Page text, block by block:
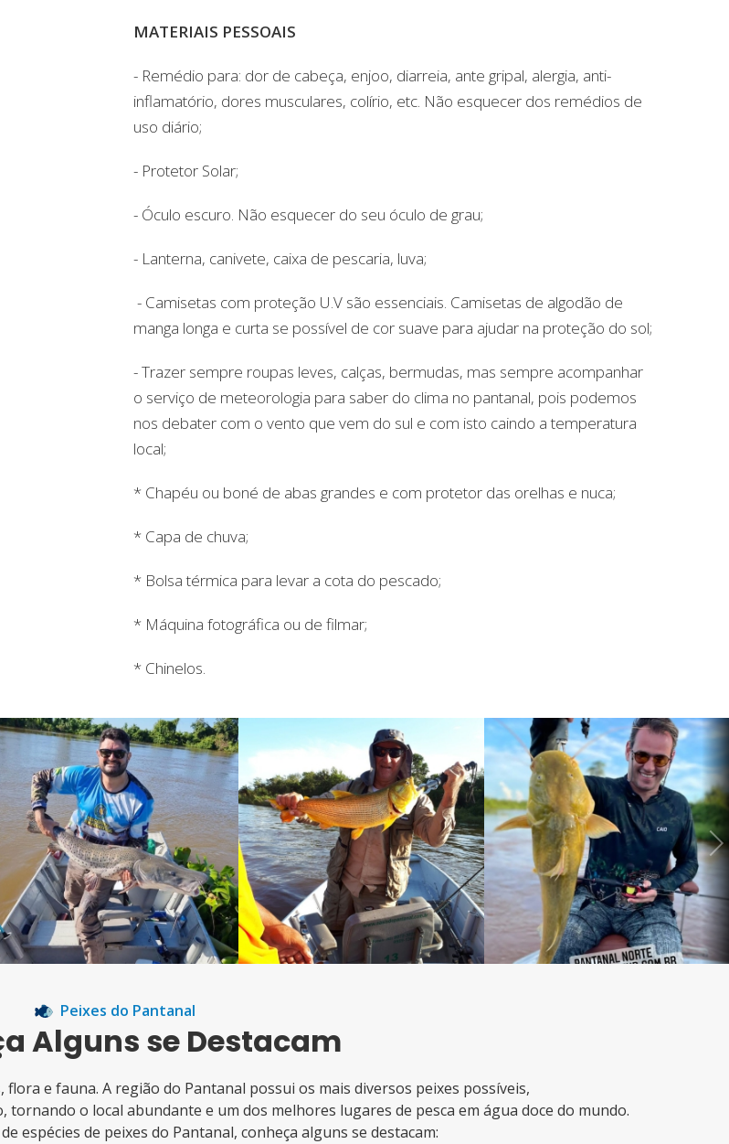
MATERIAIS PESSOAIS
- Remédio para: dor de cabeça, enjoo, diarreia, ante gripal, alergia, anti-
inflamatório, dores musculares, colírio, etc. Não esquecer dos remédios de
uso diário;
- Protetor Solar;
- Óculo escuro. Não esquecer do seu óculo de grau;
- Lanterna, canivete, caixa de pescaria, luva;
- Camisetas com proteção U.V são essenciais. Camisetas de algodão de
manga longa e curta se possível de cor suave para ajudar na proteção do sol;
- Trazer sempre roupas leves, calças, bermudas, mas sempre acompanhar
o serviço de meteorologia para saber do clima no pantanal, pois podemos
nos debater com o vento que vem do sul e com isto caindo a temperatura
local;
* Chapéu ou boné de abas grandes e com protetor das orelhas e nuca;
* Capa de chuva;
* Bolsa térmica para levar a cota do pescado;
* Máquina fotográfica ou de filmar;
* Chinelos.
Next
Peixes do Pantanal
Alguns se Destacam
e fauna. A região do Pantanal possui os mais diversos peixes possíveis,
o local abundante e um dos melhores lugares de pesca em água doce do mundo.
espécies de peixes do Pantanal, conheça alguns se destacam: